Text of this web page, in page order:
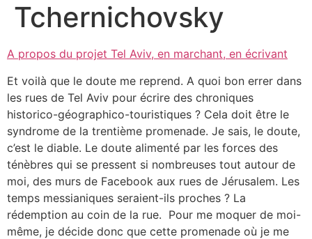
Tchernichovsky
A propos du projet Tel Aviv, en marchant, en écrivant
Et voilà que le doute me reprend. A quoi bon errer dans
les rues de Tel Aviv pour écrire des chroniques
historico-géographico-touristiques ? Cela doit être le
syndrome de la trentième promenade. Je sais, le doute,
c’est le diable. Le doute alimenté par les forces des
ténèbres qui se pressent si nombreuses tout autour de
moi, des murs de Facebook aux rues de Jérusalem. Les
temps messianiques seraient-ils proches ? La
rédemption au coin de la rue. Pour me moquer de moi-
même, je décide donc que cette promenade où je me